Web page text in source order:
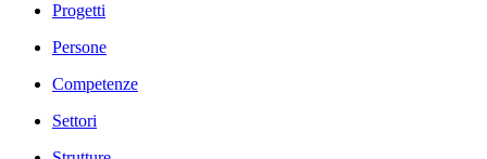
Progetti
Persone
Competenze
Settori